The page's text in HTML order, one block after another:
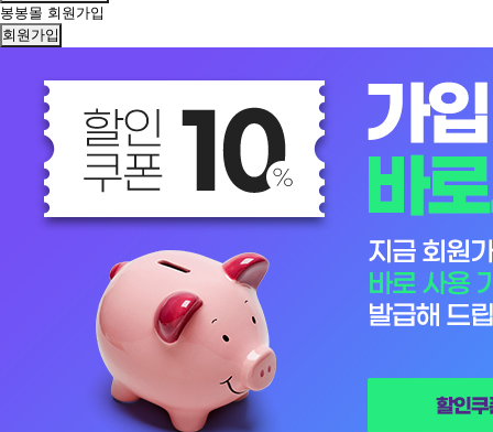
봉봉몰 회원가입
회원가입